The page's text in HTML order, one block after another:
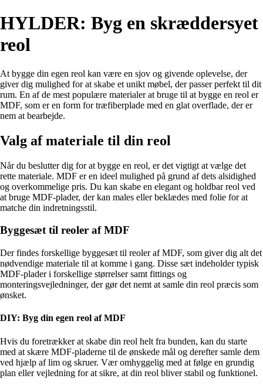
HYLDER: Byg en skræddersyet
reol
At bygge din egen reol kan være en sjov og givende oplevelse, der
giver dig mulighed for at skabe et unikt møbel, der passer perfekt til dit
rum. En af de mest populære materialer at bruge til at bygge en reol er
MDF, som er en form for træfiberplade med en glat overflade, der er
nem at bearbejde.
Valg af materiale til din reol
Når du beslutter dig for at bygge en reol, er det vigtigt at vælge det
rette materiale. MDF er en ideel mulighed på grund af dets alsidighed
og overkommelige pris. Du kan skabe en elegant og holdbar reol ved
at bruge MDF-plader, der kan males eller beklædes med folie for at
matche din indretningsstil.
Byggesæt til reoler af MDF
Der findes forskellige byggesæt til reoler af MDF, som giver dig alt det
nødvendige materiale til at komme i gang. Disse sæt indeholder typisk
MDF-plader i forskellige størrelser samt fittings og
monteringsvejledninger, der gør det nemt at samle din reol præcis som
ønsket.
DIY: Byg din egen reol af MDF
Hvis du foretrækker at skabe din reol helt fra bunden, kan du starte
med at skære MDF-pladerne til de ønskede mål og derefter samle dem
ved hjælp af lim og skruer. Vær omhyggelig med at følge en grundig
plan eller vejledning for at sikre, at din reol bliver stabil og funktionel.